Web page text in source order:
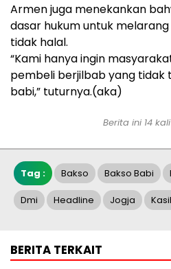
Armen juga menekankan
dasar hukum untuk
tidak halal.
“Kami hanya ingin
pembeli berjilbab yang tidak
babi,” tuturnya.(aka)
Berita ini 14
Tag : Bakso Bakso Babi
Dmi Headline Jogja
BERITA TERKAIT